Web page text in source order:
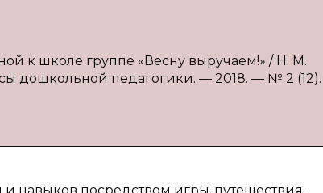
к школе группе «Весну выручаем!» / Н. М.
дошкольной педагогики. — 2018. — № 2